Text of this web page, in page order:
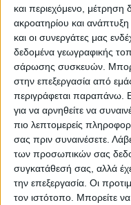
και περιεχόμενο, μέτρηση
ακροατηρίου και
και οι συνεργάτες μας
δεδομένα γεωγραφικής
σάρωσης συσκευών.
στην επεξεργασία από
περιγράφεται παραπάνω.
για να αρνηθείτε να
πιο λεπτομερείς
σας πριν συναινέσετε.
των προσωπικών σας
συγκατάθεσή σας, αλλά
την επεξεργασία. Οι
τον ιστότοπο. Μπορείτε
Η Bajaj Pulsar NS400Z
πιρούνι 43 χιλιοστών
και monoshock
Στον τομέα της
μπροστά και 230 mm